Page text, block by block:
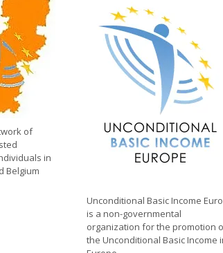
of
in
Belgium
Unconditional Basic Income
is a non-governmental
organization for the promotion
the Unconditional Basic Income